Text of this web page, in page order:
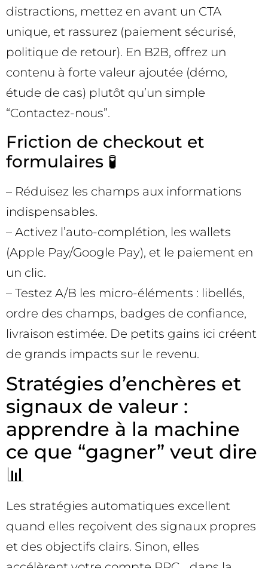
distractions, mettez en avant un CTA
unique, et rassurez (paiement sécurisé,
politique de retour). En B2B, offrez un
contenu à forte valeur ajoutée (démo,
étude de cas) plutôt qu’un simple
“Contactez-nous”.
Friction de checkout et
formulaires 🧪
– Réduisez les champs aux informations
indispensables.
– Activez l’auto-complétion, les wallets
(Apple Pay/Google Pay), et le paiement en
un clic.
– Testez A/B les micro-éléments : libellés,
ordre des champs, badges de confiance,
livraison estimée. De petits gains ici créent
de grands impacts sur le revenu.
Stratégies d’enchères et
signaux de valeur :
apprendre à la machine
ce que “gagner” veut dire
📊
Les stratégies automatiques excellent
quand elles reçoivent des signaux propres
et des objectifs clairs. Sinon, elles